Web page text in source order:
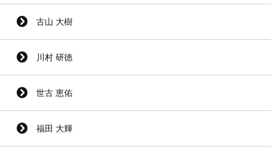
古山 大樹
川村 研徳
世古 恵佑
福田 大輝